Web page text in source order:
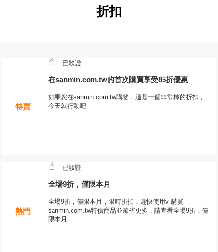
折扣
特賣
已驗證
在sanmin.com.tw的首次購買享受85折優惠
如果您在sanmin.com.tw購物，這是一個非常棒的折扣，
今天就行動吧
熱門
已驗證
全場9折，僅限本月
全場9折，僅限本月，限時折扣，趕快使用v 購買
sanmin.com.tw特價商品並節省更多，請查看全場9折，僅
限本月